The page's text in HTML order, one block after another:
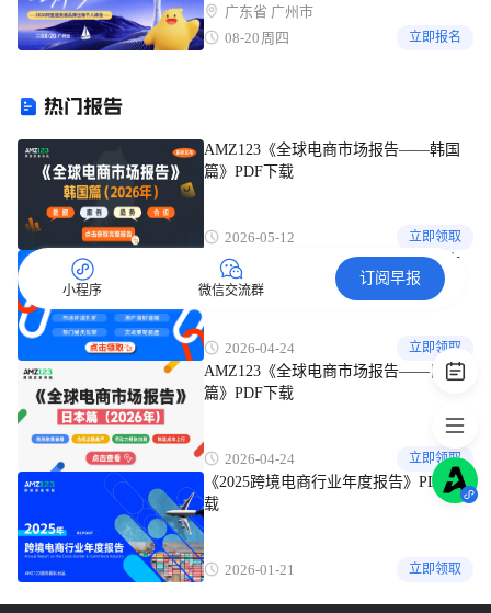
广东省 广州市
08-20 周四 立即报名
AMZ123《全球电商市场报告——韩国
篇》PDF下载
2026-05-12 立即领取
AMZ123《全球电商市场报告——澳大
利亚篇》PDF下载
2026-04-24 立即领取
AMZ123《全球电商市场报告——日本
篇》PDF下载
2026-04-24 立即领取
《2025跨境电商行业年度报告》PDF下
载
2026-01-21 立即领取
小程序 微信交流群
订阅早报